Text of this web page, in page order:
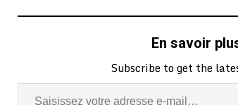
En savoir
Subscribe to get the